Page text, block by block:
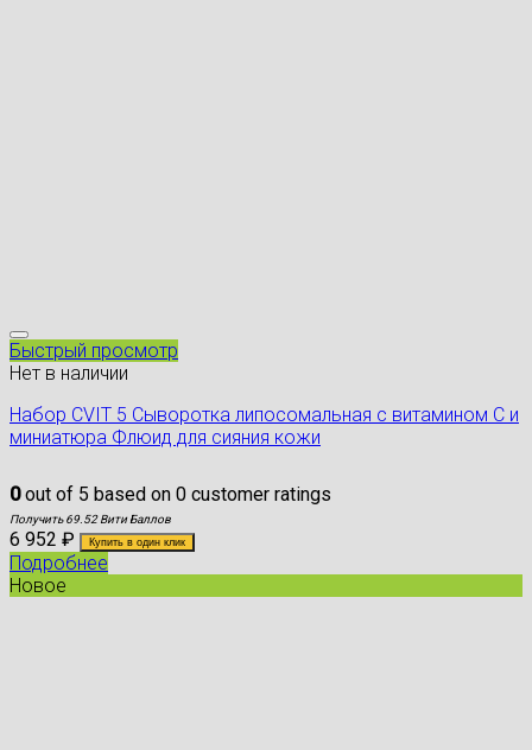
Быстрый просмотр
Нет в наличии
Набор CVIT 5 Сыворотка липосомальная с витамином С и
миниатюра Флюид для сияния кожи
0out of 5 based on 0 customer ratings
Получить 69.52 Вити Баллов
6 952 ₽ Купить в один клик
Подробнее
Новое